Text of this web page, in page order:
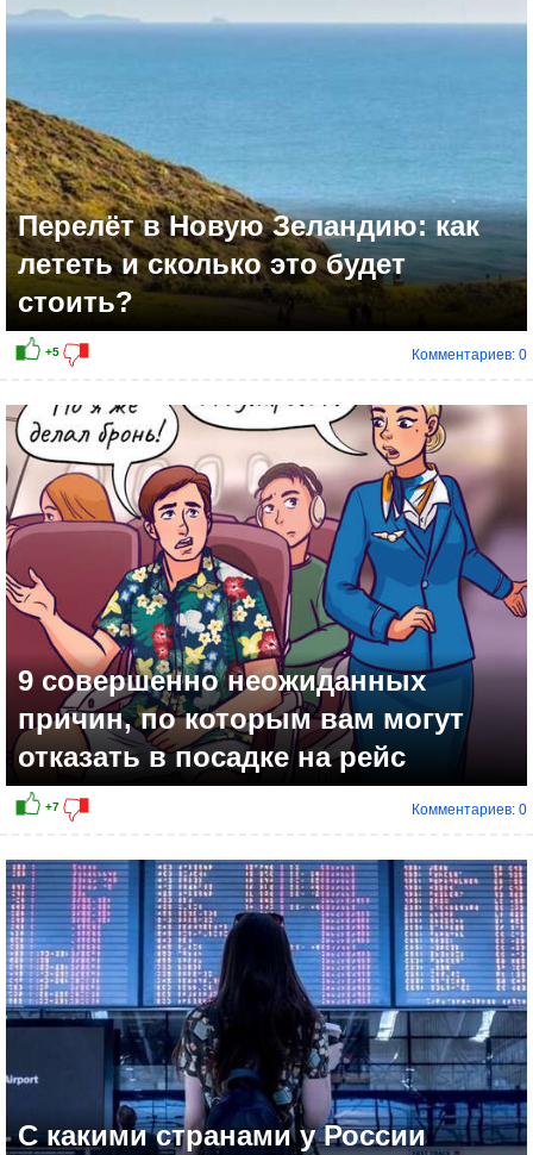
+12
Перелёт в Новую Зеландию: как
лететь и сколько это будет
стоить?
Комментариев: 0
9 совершенно неожиданных
причин, по которым вам могут
отказать в посадке на рейс
Комментариев: 0
С какими странами у России